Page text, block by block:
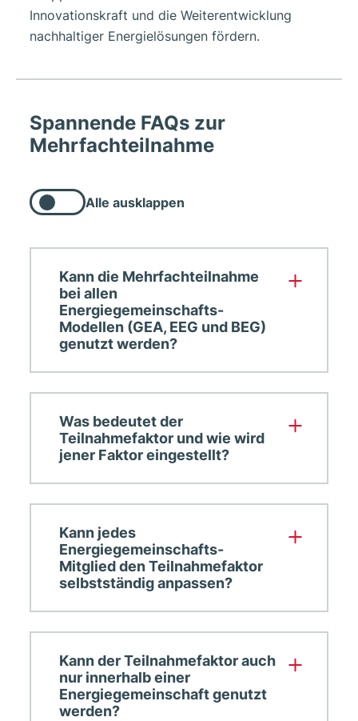
Innovationskraft und die Weiterentwicklung
nachhaltiger Energielösungen fördern.
Spannende FAQs zur
Mehrfachteilnahme
Alle ausklappen
Alle
Kann die Mehrfachteilnahme
bei allen
Energiegemeinschafts-
Modellen (GEA, EEG und BEG)
genutzt werden?
Was bedeutet der
Teilnahmefaktor und wie wird
jener Faktor eingestellt?
Kann jedes
Energiegemeinschafts-
Mitglied den Teilnahmefaktor
selbstständig anpassen?
Kann der Teilnahmefaktor auch
nur innerhalb einer
Energiegemeinschaft genutzt
werden?